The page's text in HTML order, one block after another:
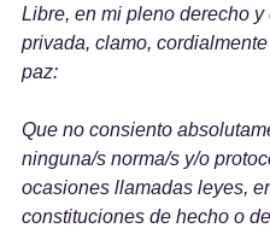
Libre, en mi pleno derecho
privada, clamo,
paz:
Que no consiento
ninguna/s norma/s y/o
ocasiones llamadas leyes,
constituciones de hecho o